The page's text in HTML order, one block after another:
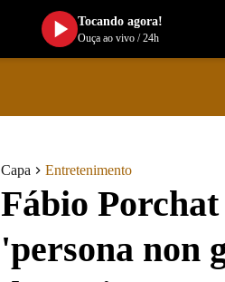
Capa Entretenimento
Fábio
'persona non
Tocando agora!
Ouça ao vivo/24h